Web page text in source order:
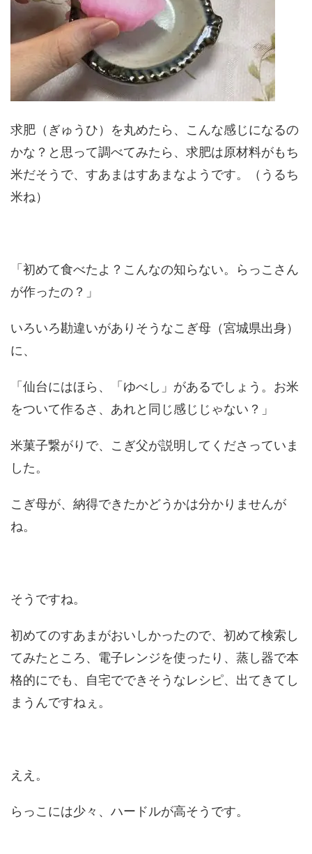
求肥（ぎゅうひ）を丸めたら、こんな感じになるの
かな？と思って調べてみたら、求肥は原材料がもち
米だそうで、すあまはすあまなようです。（うるち
米ね）
「初めて食べたよ？こんなの知らない。らっこさん
が作ったの？」
いろいろ勘違いがありそうなこぎ母（宮城県出身）
に、
「仙台にはほら、「ゆべし」があるでしょう。お米
をついて作るさ、あれと同じ感じじゃない？」
米菓子繋がりで、こぎ父が説明してくださっていま
した。
こぎ母が、納得できたかどうかは分かりませんが
ね。
そうですね。
初めてのすあまがおいしかったので、初めて検索し
てみたところ、電子レンジを使ったり、蒸し器で本
格的にでも、自宅でできそうなレシピ、出てきてし
まうんですねぇ。
ええ。
らっこには少々、ハードルが高そうです。